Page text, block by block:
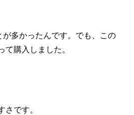
多かったんです。でも、この
て購入しました。
さです。